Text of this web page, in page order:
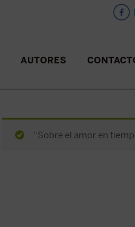
AUTORES
“Sobre el amor en